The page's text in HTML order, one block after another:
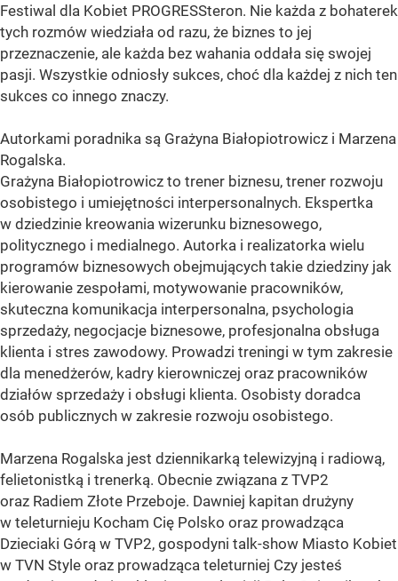
Festiwal dla Kobiet PROGRESSteron. Nie każda z bohaterek
tych rozmów wiedziała od razu, że biznes to jej
przeznaczenie, ale każda bez wahania oddała się swojej
pasji. Wszystkie odniosły sukces, choć dla każdej z nich ten
sukces co innego znaczy.
Autorkami poradnika są Grażyna Białopiotrowicz i Marzena
Rogalska.
Grażyna Białopiotrowicz to trener biznesu, trener rozwoju
osobistego i umiejętności interpersonalnych. Ekspertka
w dziedzinie kreowania wizerunku biznesowego,
politycznego i medialnego. Autorka i realizatorka wielu
programów biznesowych obejmujących takie dziedziny jak
kierowanie zespołami, motywowanie pracowników,
skuteczna komunikacja interpersonalna, psychologia
sprzedaży, negocjacje biznesowe, profesjonalna obsługa
klienta i stres zawodowy. Prowadzi treningi w tym zakresie
dla menedżerów, kadry kierowniczej oraz pracowników
działów sprzedaży i obsługi klienta. Osobisty doradca
osób publicznych w zakresie rozwoju osobistego.
Marzena Rogalska jest dziennikarką telewizyjną i radiową,
felietonistką i trenerką. Obecnie związana z TVP2
oraz Radiem Złote Przeboje. Dawniej kapitan drużyny
w teleturnieju Kocham Cię Polsko oraz prowadząca
Dzieciaki Górą w TVP2, gospodyni talk-show Miasto Kobiet
w TVN Style oraz prowadząca teleturniej Czy jesteś